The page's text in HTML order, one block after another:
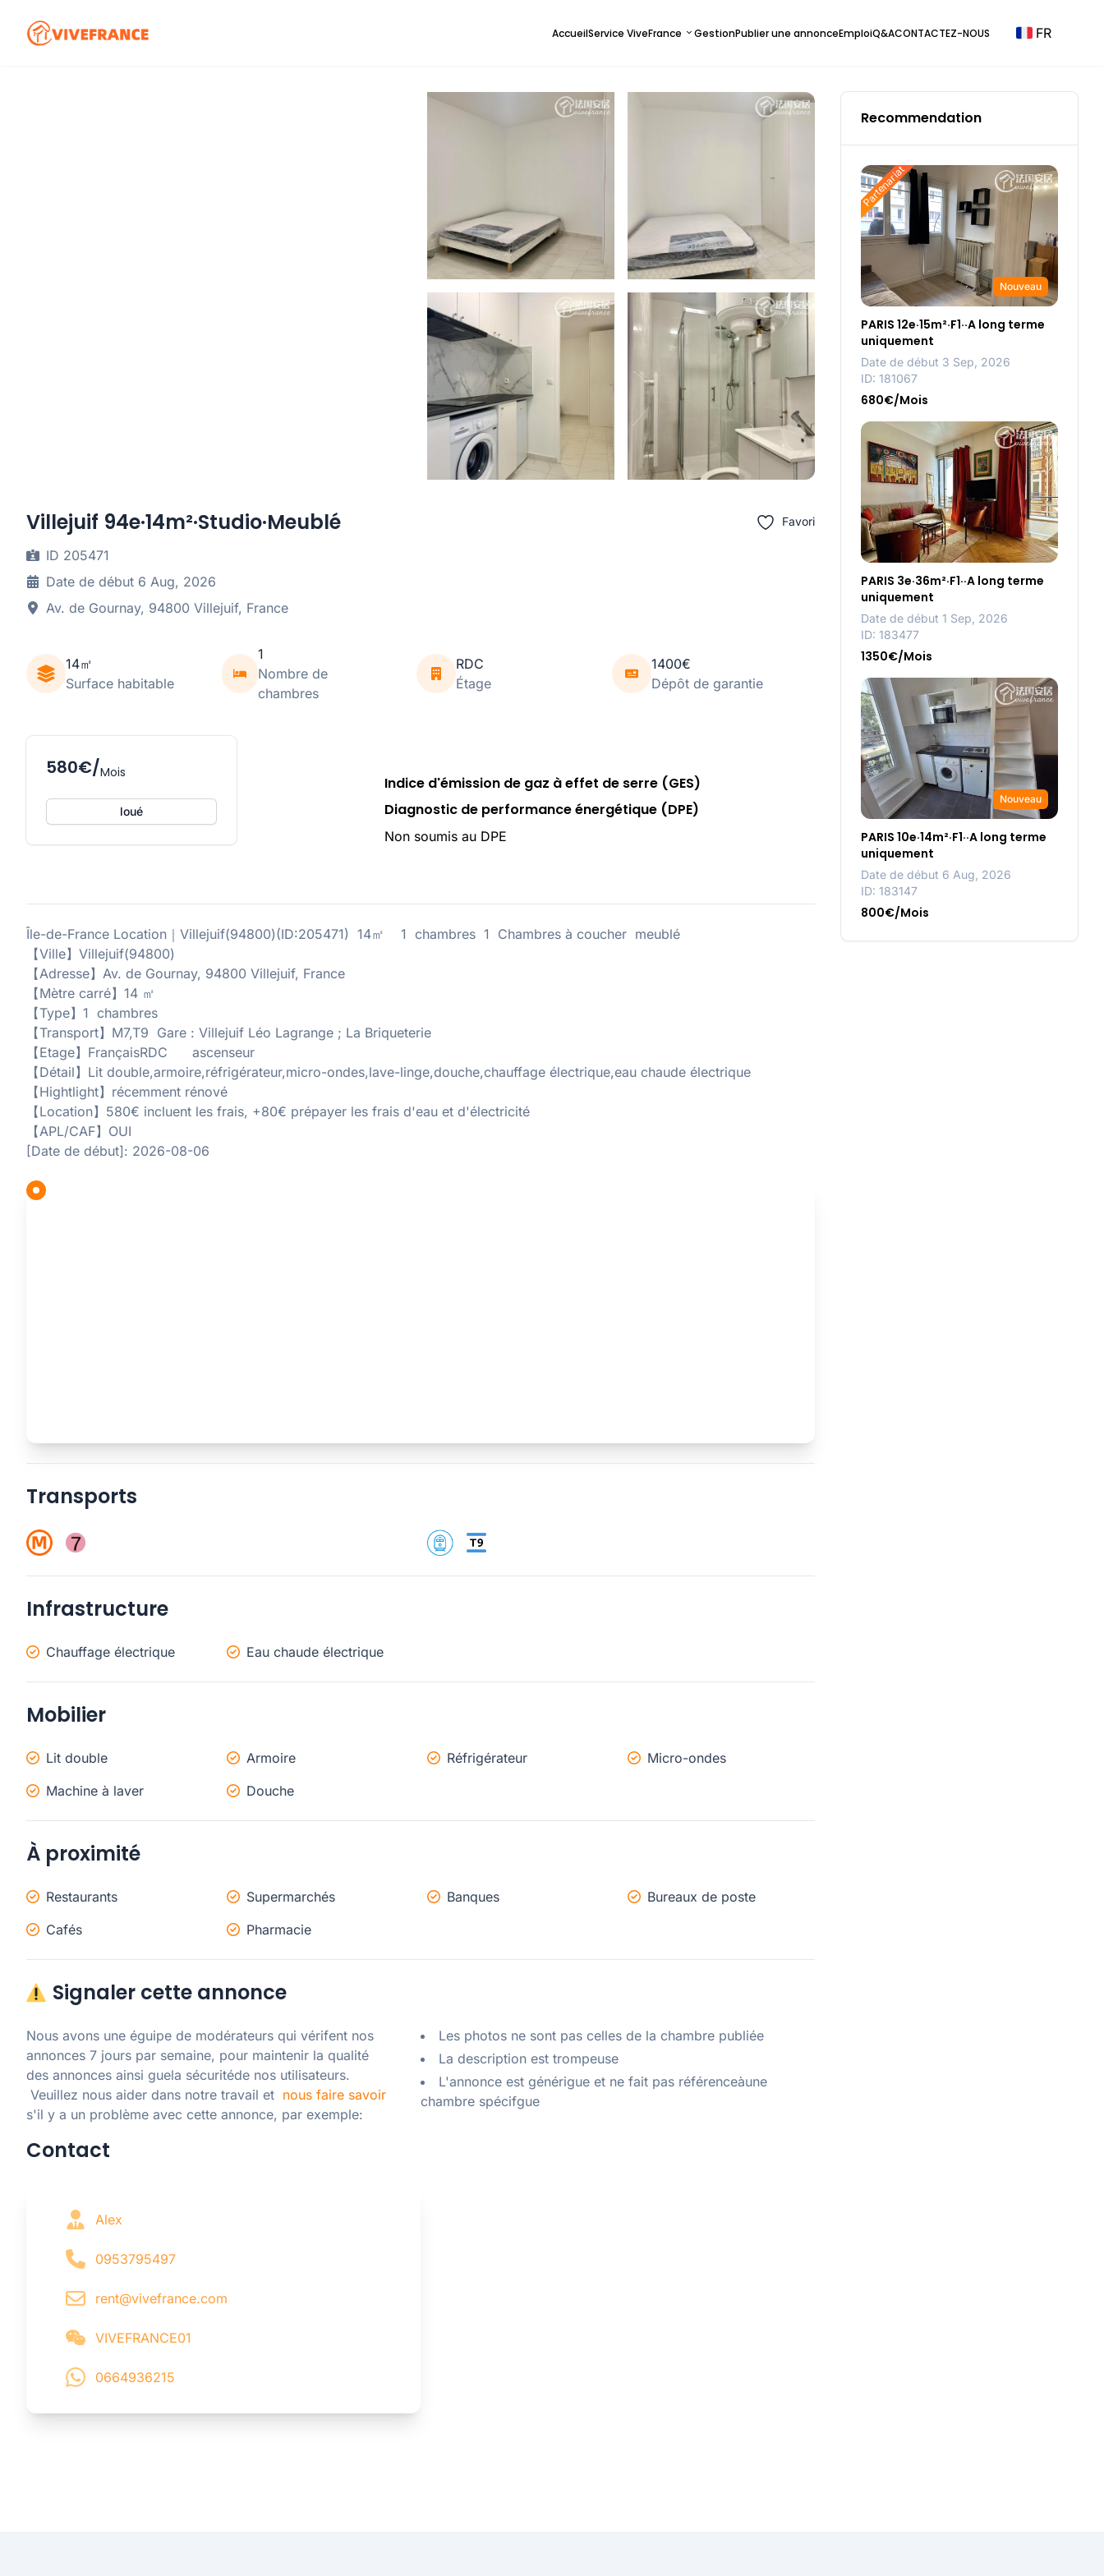
AccueilService ViveFrance GestionPublier une annonceEmploiQ&ACONTACTEZ-NOUS FR
Villejuif 94e·14m²·Studio·Meublé Favori
ID 205471
Date de début 6 Aug, 2026
Av. de Gournay, 94800 Villejuif, France
14㎡
Surface habitable
1
Nombre de
chambres
RDC
Étage
1400€
Dépôt de garantie
580€/Mois
loué
Indice d'émission de gaz à effet de serre (GES)
Diagnostic de performance énergétique (DPE)
Non soumis au DPE
Île-de-France Location｜Villejuif(94800)(ID:205471) 14㎡ 1 chambres 1 Chambres à coucher meublé
【Ville】Villejuif(94800)
【Adresse】Av. de Gournay, 94800 Villejuif, France
【Mètre carré】14 ㎡
【Type】1 chambres
【Transport】M7,T9 Gare : Villejuif Léo Lagrange ; La Briqueterie
【Etage】FrançaisRDC ascenseur
【Détail】Lit double,armoire,réfrigérateur,micro-ondes,lave-linge,douche,chauffage électrique,eau chaude électrique
【Hightlight】récemment rénové
【Location】580€ incluent les frais, +80€ prépayer les frais d'eau et d'électricité
【APL/CAF】OUI
[Date de début]: 2026-08-06
Transports
Infrastructure
Chauffage électrique Eau chaude électrique
Mobilier
Lit double Armoire Réfrigérateur
Micro-ondes
Machine à laver
Douche
À proximité
Restaurants Supermarchés Banques
Bureaux de poste
Cafés
Pharmacie
Signaler cette annonce
Nous avons une éguipe de modérateurs qui vérifent nos
annonces 7 jours par semaine, pour maintenir la qualité
des annonces ainsi guela sécuritéde nos utilisateurs.
Veuillez nous aider dans notre travail et nous faire savoir
s'il y a un problème avec cette annonce, par exemple:
Les photos ne sont pas celles de la chambre publiée
La description est trompeuse
L'annonce est générigue et ne fait pas référenceàune
chambre spécifgue
Contact
Alex
0953795497
rent@vivefrance.com
VIVEFRANCE01
0664936215
Recommendation
Partenariat
Nouveau
PARIS 12e·15m²·F1··A long terme
uniquement
Date de début 3 Sep, 2026
ID: 181067
680€/Mois
PARIS 3e·36m²·F1··A long terme
uniquement
Date de début 1 Sep, 2026
ID: 183477
1350€/Mois
Nouveau
PARIS 10e·14m²·F1··A long terme
uniquement
Date de début 6 Aug, 2026
ID: 183147
800€/Mois